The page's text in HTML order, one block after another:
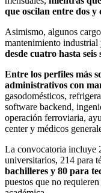
que oscilan entre dos
Asimismo, algunos
mantenimiento industrial
desde cuatro hasta
Entre los perfiles más
administrativos con
gasodomésticos,
software backend,
operación ferroviaria,
center y médicos
La convocatoria incluye
universitarios, 214 para
bachilleres y 80 para
puestos que no